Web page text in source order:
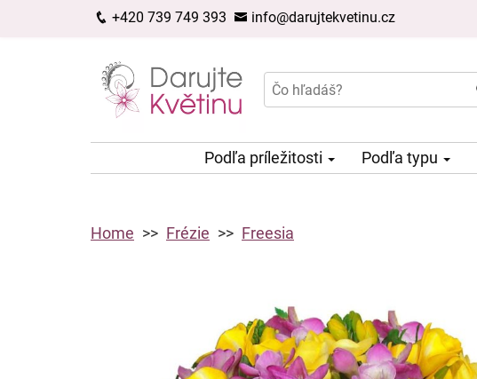
+420 739 749 393 info@darujtekvetinu.cz
Podľa príležitosti Podľa typu
Home Frézie Freesia